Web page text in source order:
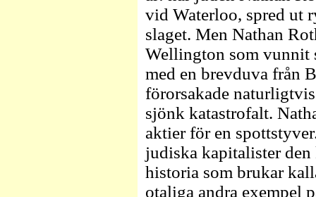
vid Waterloo, spred ut
slaget. Men Nathan
Wellington som vunnit
med en brevduva från
förorsakade
sjönk katastrofalt.
aktier för en
judiska kapitalister
historia som brukar
otaliga andra exempel